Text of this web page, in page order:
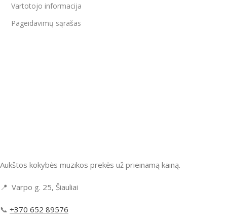
Vartotojo informacija
Pageidavimų sąrašas
Aukštos kokybės muzikos prekės už prieinamą kainą.
📍 Varpo g. 25, Šiauliai
📞 +370 652 89576